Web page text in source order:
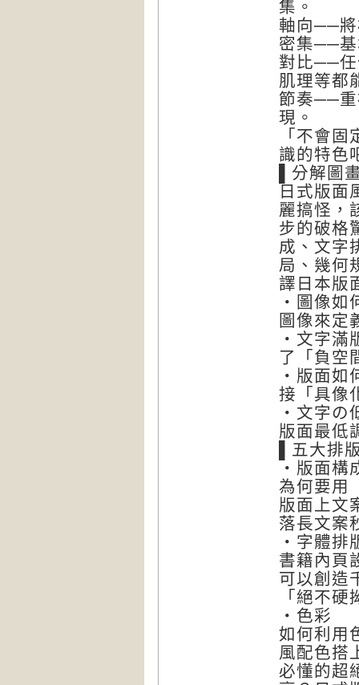
集。
軸向──將
密集──基
對比──任
肌理等都
節奏──重
現。
「不會
識的特色
▌分解圖
日式版面
麗搞怪，
步的破格
成、文字
局、幾何
譯日本版
‧圖像如
圖像來定
‧文字滿
了「負空
‧版面如
接「具像
‧文字の
版面最低
▌五大排
‧版面構
為何要用
版面上文
落長文案
‧字體排
書籍內頁
可以創造
「絕不硬
‧色彩
如何利用
風配色搭
必懂的超